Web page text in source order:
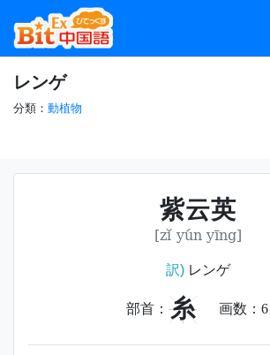
レンゲ
分類： 動植物
紫云英
[zǐ yún yīng]
訳)レンゲ
部首： 糸 画数： 6